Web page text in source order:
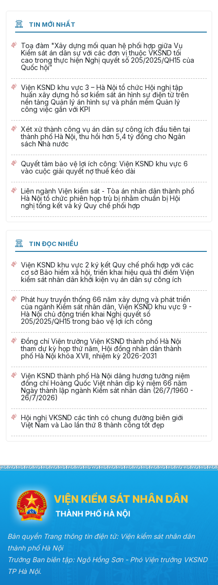
TIN MỚI NHẤT
Toạ đàm "Xây dựng mối quan hệ phối hợp giữa Vụ
Kiểm sát án dân sự với các đơn vị thuộc VKSND tối
cao trong thực hiện Nghị quyết số 205/2025/QH15 của
Quốc hội”
Viện KSND khu vực 3 – Hà Nội tổ chức Hội nghị tập
huấn xây dựng hồ sơ kiểm sát án hình sự điện tử trên
nền tảng Quản lý án hình sự và phần mềm Quản lý
công việc gắn với KPI
Xét xử thành công vụ án dân sự công ích đầu tiên tại
thành phố Hà Nội, thu hồi hơn 5,4 tỷ đồng cho Ngân
sách Nhà nước
Quyết tâm bảo vệ lợi ích công: Viện KSND khu vực 6
vào cuộc giải quyết nợ thuế kéo dài
Liên ngành Viện kiểm sát - Tòa án nhân dân thành phố
Hà Nội tổ chức phiên họp trù bị nhằm chuẩn bị Hội
nghị tổng kết và ký Quy chế phối hợp
TIN ĐỌC NHIỀU
Viện KSND khu vực 2 ký kết Quy chế phối hợp với các
cơ sở Bảo hiểm xã hội, triển khai hiệu quả thí điểm Viện
kiểm sát nhân dân khởi kiện vụ án dân sự công ích
Phát huy truyền thống 66 năm xây dựng và phát triển
của ngành Kiểm sát nhân dân, Viện KSND khu vực 9 -
Hà Nội chủ động triển khai Nghị quyết số
205/2025/QH15 trong bảo vệ lợi ích công
Đồng chí Viện trưởng Viện KSND thành phố Hà Nội
tham dự kỳ họp thứ năm, Hội đồng nhân dân thành
phố Hà Nội khóa XVII, nhiệm kỳ 2026-2031
Viện KSND thành phố Hà Nội dâng hương tưởng niệm
đồng chí Hoàng Quốc Việt nhân dịp kỷ niệm 66 năm
Ngày thành lập ngành Kiểm sát nhân dân (26/7/1960 -
26/7/2026)
Hội nghị VKSND các tỉnh có chung đường biên giới
Việt Nam và Lào lần thứ 8 thành công tốt đẹp
Bản quyền Trang thông tin điện tử: Viện kiểm sát nhân dân
thành phố Hà Nội
Trưởng Ban biên tập: Ngô Hồng Sơn - Phó Viện trưởng VKSND
TP Hà Nội.